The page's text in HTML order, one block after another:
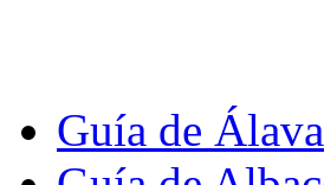
Guía de Álava